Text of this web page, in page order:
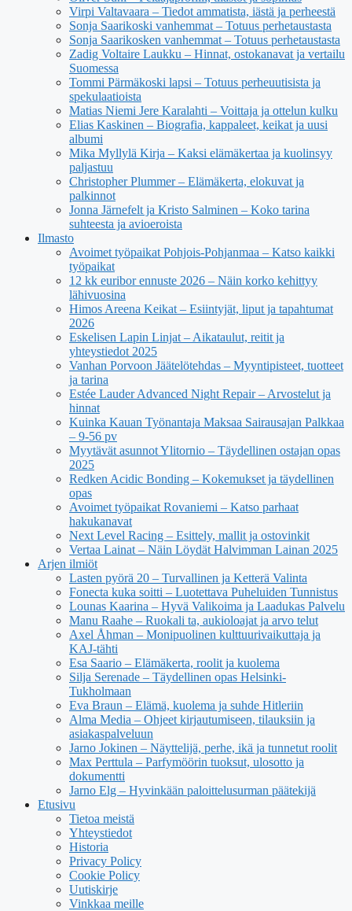
Virpi Valtavaara – Tiedot ammatista, iästä ja perheestä
Sonja Saarikoski vanhemmat – Totuus perhetaustasta
Sonja Saarikosken vanhemmat – Totuus perhetaustasta
Zadig Voltaire Laukku – Hinnat, ostokanavat ja vertailu
Suomessa
Tommi Pärmäkoski lapsi – Totuus perheuutisista ja
spekulaatioista
Matias Niemi Jere Karalahti – Voittaja ja ottelun kulku
Elias Kaskinen – Biografia, kappaleet, keikat ja uusi
albumi
Mika Myllylä Kirja – Kaksi elämäkertaa ja kuolinsyy
paljastuu
Christopher Plummer – Elämäkerta, elokuvat ja
palkinnot
Jonna Järnefelt ja Kristo Salminen – Koko tarina
suhteesta ja avioeroista
Ilmasto
Avoimet työpaikat Pohjois-Pohjanmaa – Katso kaikki
työpaikat
12 kk euribor ennuste 2026 – Näin korko kehittyy
lähivuosina
Himos Areena Keikat – Esiintyjät, liput ja tapahtumat
2026
Eskelisen Lapin Linjat – Aikataulut, reitit ja
yhteystiedot 2025
Vanhan Porvoon Jäätelötehdas – Myyntipisteet, tuotteet
ja tarina
Estée Lauder Advanced Night Repair – Arvostelut ja
hinnat
Kuinka Kauan Työnantaja Maksaa Sairausajan Palkkaa
– 9-56 pv
Myytävät asunnot Ylitornio – Täydellinen ostajan opas
2025
Redken Acidic Bonding – Kokemukset ja täydellinen
opas
Avoimet työpaikat Rovaniemi – Katso parhaat
hakukanavat
Next Level Racing – Esittely, mallit ja ostovinkit
Vertaa Lainat – Näin Löydät Halvimman Lainan 2025
Arjen ilmiöt
Lasten pyörä 20 – Turvallinen ja Ketterä Valinta
Fonecta kuka soitti – Luotettava Puheluiden Tunnistus
Lounas Kaarina – Hyvä Valikoima ja Laadukas Palvelu
Manu Raahe – Ruokali ta, aukioloajat ja arvo telut
Axel Åhman – Monipuolinen kulttuurivaikuttaja ja
KAJ-tähti
Esa Saario – Elämäkerta, roolit ja kuolema
Silja Serenade – Täydellinen opas Helsinki-
Tukholmaan
Eva Braun – Elämä, kuolema ja suhde Hitleriin
Alma Media – Ohjeet kirjautumiseen, tilauksiin ja
asiakaspalveluun
Jarno Jokinen – Näyttelijä, perhe, ikä ja tunnetut roolit
Max Perttula – Parfymöörin tuoksut, ulosotto ja
dokumentti
Jarno Elg – Hyvinkään paloittelusurman päätekijä
Etusivu
Tietoa meistä
Yhteystiedot
Historia
Privacy Policy
Cookie Policy
Uutiskirje
Vinkkaa meille